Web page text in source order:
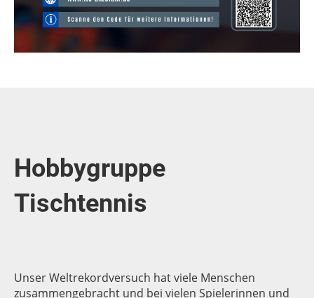
Hobbygruppe
Tischtennis
Unser Weltrekordversuch hat viele Menschen
zusammengebracht und bei vielen Spielerinnen und